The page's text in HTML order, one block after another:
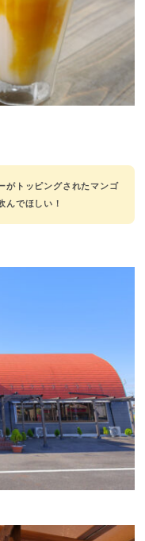
がトッピングされたマンゴ
んでほしい！